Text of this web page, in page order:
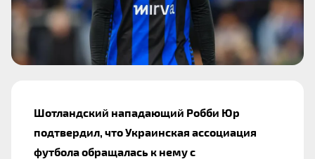
Шотландский нападающий Робби Юр
подтвердил, что Украинская ассоциация
футбола обращалась к нему с